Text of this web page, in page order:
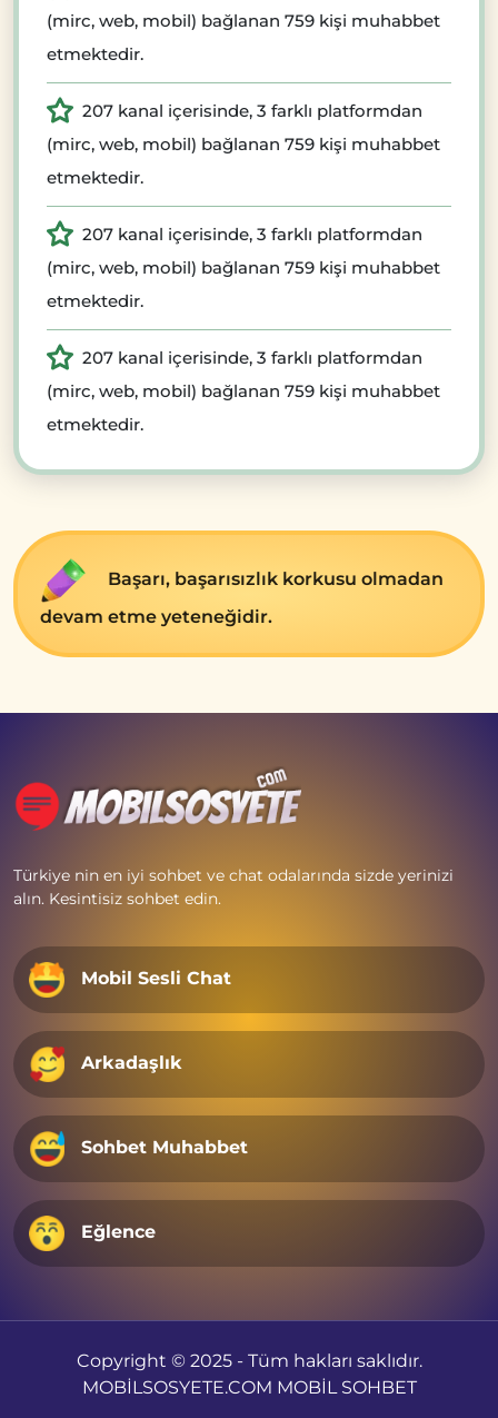
(mirc, web, mobil) bağlanan 759 kişi muhabbet
etmektedir.
207 kanal içerisinde, 3 farklı platformdan
(mirc, web, mobil) bağlanan 759 kişi muhabbet
etmektedir.
207 kanal içerisinde, 3 farklı platformdan
(mirc, web, mobil) bağlanan 759 kişi muhabbet
etmektedir.
207 kanal içerisinde, 3 farklı platformdan
(mirc, web, mobil) bağlanan 759 kişi muhabbet
etmektedir.
Başarı, başarısızlık korkusu olmadan
devam etme yeteneğidir.
Türkiye nin en iyi sohbet ve chat odalarında sizde yerinizi
alın. Kesintisiz sohbet edin.
Mobil Sesli Chat
Arkadaşlık
Sohbet Muhabbet
Eğlence
Copyright © 2025 - Tüm hakları saklıdır.
MOBİLSOSYETE.COM MOBİL SOHBET